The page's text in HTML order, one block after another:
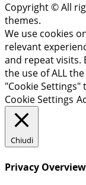
Copyright © All
themes.
We use cookies
relevant
and repeat visits.
the use of ALL
"Cookie
Cookie Settings
Chiudi
Privacy Overview